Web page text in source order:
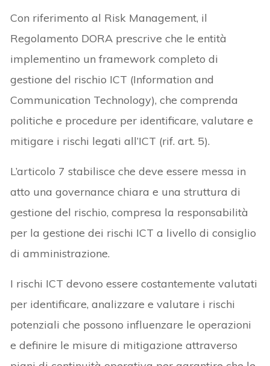
Con riferimento al Risk Management, il
Regolamento DORA prescrive che le entità
implementino un framework completo di
gestione del rischio ICT (Information and
Communication Technology), che comprenda
politiche e procedure per identificare, valutare e
mitigare i rischi legati all’ICT (rif. art. 5).
L’articolo 7 stabilisce che deve essere messa in
atto una governance chiara e una struttura di
gestione del rischio, compresa la responsabilità
per la gestione dei rischi ICT a livello di consiglio
di amministrazione.
I rischi ICT devono essere costantemente valutati
per identificare, analizzare e valutare i rischi
potenziali che possono influenzare le operazioni
e definire le misure di mitigazione attraverso